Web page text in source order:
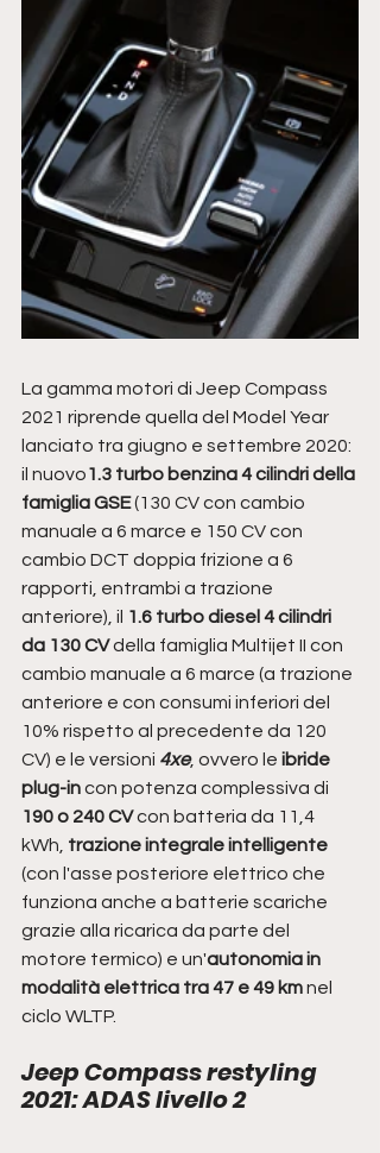
La gamma motori di Jeep Compass
2021 riprende quella del Model Year
lanciato tra giugno e settembre 2020:
il nuovo1.3 turbo benzina 4 cilindri della
famiglia GSE (130 CV con cambio
manuale a 6 marce e 150 CV con
cambio DCT doppia frizione a 6
rapporti, entrambi a trazione
anteriore), il 1.6 turbo diesel 4 cilindri
da 130 CV della famiglia Multijet II con
cambio manuale a 6 marce (a trazione
anteriore e con consumi inferiori del
10% rispetto al precedente da 120
CV) e le versioni 4xe, ovvero le ibride
plug-in con potenza complessiva di
190 o 240 CV con batteria da 11,4
kWh, trazione integrale intelligente
(con l'asse posteriore elettrico che
funziona anche a batterie scariche
grazie alla ricarica da parte del
motore termico) e un'autonomia in
modalità elettrica tra 47 e 49 km nel
ciclo WLTP.
Jeep Compass restyling
2021: ADAS livello 2